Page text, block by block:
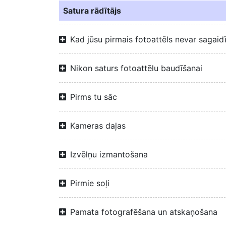
Satura rādītājs
Kad jūsu pirmais fotoattēls nevar
Nikon saturs fotoattēlu baudīšanai
Pirms tu sāc
Kameras daļas
Izvēlņu izmantošana
Pirmie soļi
Pamata fotografēšana un atskaņošana